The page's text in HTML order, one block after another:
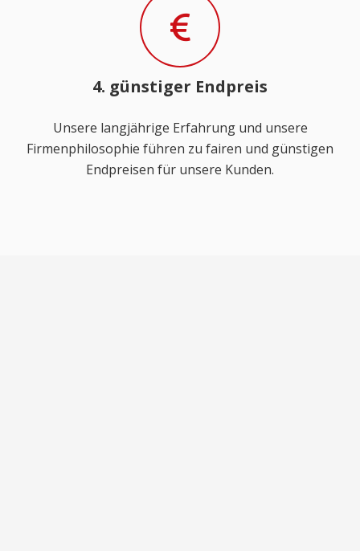
4. günstiger Endpreis
Unsere langjährige Erfahrung und unsere
Firmenphilosophie führen zu fairen und günstigen
Endpreisen für unsere Kunden.